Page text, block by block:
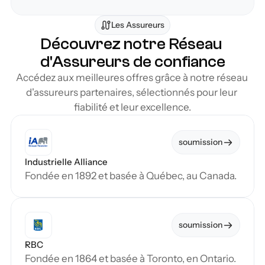
Les Assureurs
Découvrez notre Réseau
d'Assureurs de confiance
Accédez aux meilleures offres grâce à notre réseau
d'assureurs partenaires, sélectionnés pour leur
fiabilité et leur excellence.
soumission
Industrielle Alliance
Fondée en 1892 et basée à Québec, au Canada.
soumission
RBC
Fondée en 1864 et basée à Toronto, en Ontario.